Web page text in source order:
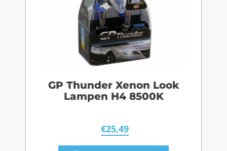
GP Thunder Xenon Look
Lampen H4 8500K
€25,49